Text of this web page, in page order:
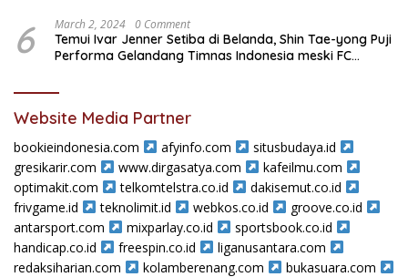
6 March 2, 2024 0 Comment
Temui Ivar Jenner Setiba di Belanda, Shin Tae-yong Puji
Performa Gelandang Timnas Indonesia meski FC
Website Media Partner
bookieindonesia.com afyinfo.com
situsbudaya.id
gresikarir.com
www.dirgasatya.com
kafeilmu.com
optimakit.com
telkomtelstra.co.id
dakisemut.co.id
frivgame.id
teknolimit.id webkos.co.id
groove.co.id
antarsport.com
mixparlay.co.id
sportsbook.co.id
handicap.co.id
freespin.co.id
liganusantara.com
redaksiharian.com
kolamberenang.com
bukasuara.com